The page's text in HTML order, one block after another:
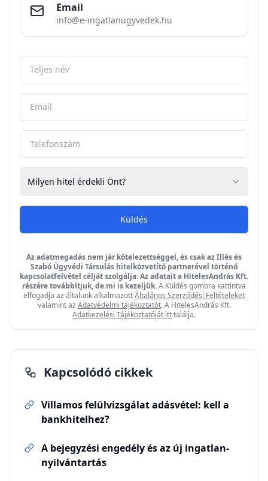
Email
info@e-ingatlanugyvedek.hu
Milyen hitel érdekli Önt?
Küldés
Az adatmegadás nem jár kötelezettséggel, és csak az Illés és
Szabó Ügyvédi Társulás hitelközvetítő partnerével történő
kapcsolatfelvétel célját szolgálja. Az adatait a HitelesAndrás Kft.
részére továbbítjuk, de mi is kezeljük.A Küldés gombra kattintva
elfogadja az általunk alkalmazottÁltalános Szerződési Feltételeket
valamint az Adatvédelmi tájékoztatót. A HitelesAndrás Kft.
Adatkezelési Tájékoztatóját itttalálja.
Kapcsolódó cikkek
Villamos felülvizsgálat adásvétel: kell a
bankhitelhez?
A bejegyzési engedély és az új ingatlan-
nyilvántartás